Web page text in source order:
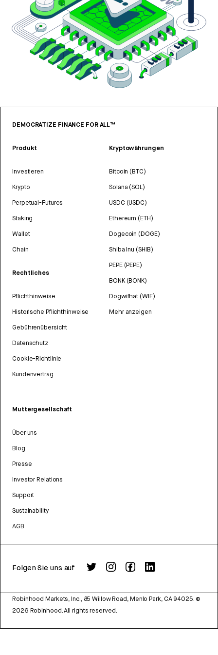
DEMOCRATIZE FINANCE FOR ALL™
Produkt
Investieren
Krypto
Perpetual-Futures
Staking
Wallet
Chain
Rechtliches
Pflichthinweise
Historische Pflichthinweise
Gebührenübersicht
Datenschutz
Cookie-Richtlinie
Kundenvertrag
Kryptowährungen
Bitcoin (BTC)
Solana (SOL)
USDC (USDC)
Ethereum (ETH)
Dogecoin (DOGE)
Shiba Inu (SHIB)
PEPE (PEPE)
BONK (BONK)
Dogwifhat (WIF)
Mehr anzeigen
Muttergesellschaft
Über uns
Blog
Presse
Investor Relations
Support
Sustainability
AGB
Folgen Sie uns auf
Robinhood Markets, Inc., 85 Willow Road, Menlo Park, CA 94025. ©
2026 Robinhood. All rights reserved.